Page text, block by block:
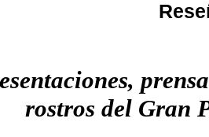
rostros del Gran